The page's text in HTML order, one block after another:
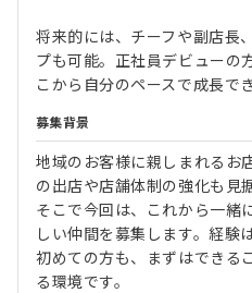
将来的には、チーフや副店長
プも可能。正社員デビューの
こから自分のペースで成長で
募集背景
地域のお客様に親しまれるお
の出店や店舗体制の強化も見
そこで今回は、これから一緒
しい仲間を募集します。経験
初めての方も、まずはできる
る環境です。